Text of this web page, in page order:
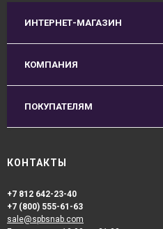
ИНТЕРНЕТ-МАГАЗИН
КОМПАНИЯ
ПОКУПАТЕЛЯМ
КОНТАКТЫ
+7 812 642-23-40
+7 (800) 555-61-63
sale@spbsnab.com